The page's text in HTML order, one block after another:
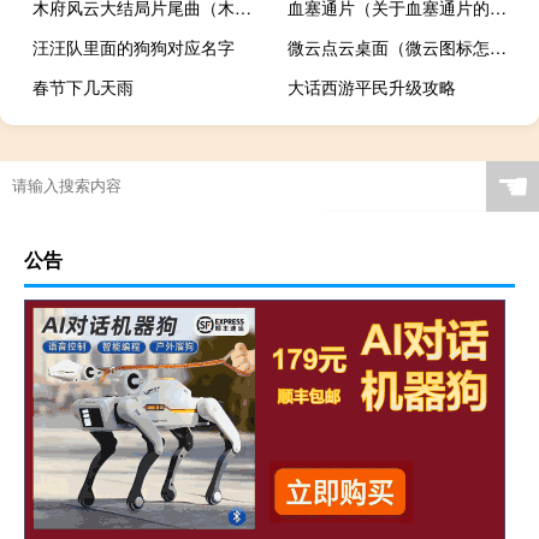
木府风云大结局片尾曲（木府风云大结局）
血塞通片（关于血塞通片的介绍）
汪汪队里面的狗狗对应名字
微云点云桌面（微云图标怎么点亮）
春节下几天雨
大话西游平民升级攻略
☚
公告